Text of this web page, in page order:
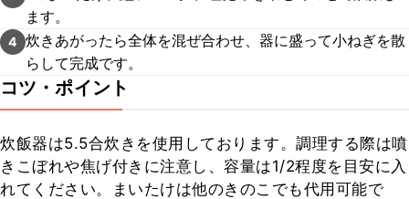
ます。
4 炊きあがったら全体を混ぜ合わせ、器に盛って小ねぎを散
らして完成です。
コツ・ポイント
炊飯器は5.5合炊きを使用しております。調理する際は噴
きこぼれや焦げ付きに注意し、容量は1/2程度を目安に入
れてください。まいたけは他のきのこでも代用可能で